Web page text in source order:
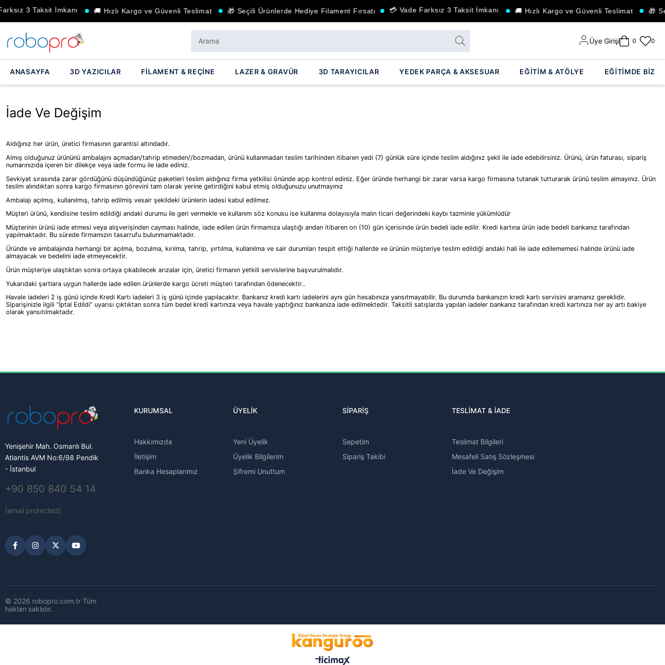
3 Taksit İmkanı 🚚 Hızlı Kargo ve Güvenli Teslimat 🎁 Seçili Ürünlerde Hediye Filament Fırsatı 💳 Vade Farksız 3 Taksit İmkanı 🚚 Hızlı Kargo ve Güvenli Teslimat 🎁
Üye Girişi 0 0
ANASAYFA 3D YAZICILAR FİLAMENT & REÇİNE LAZER & GRAVÜR 3D TARAYICILAR YEDEK PARÇA & AKSESUAR EĞİTİM & ATÖLYE EĞİTİMDE BİZ
İade Ve Değişim
Aldığınız her ürün, üretici firmasının garantisi altındadır.
Almış olduğunuz ürününü ambalajını açmadan/tahrip etmeden//bozmadan, ürünü kullanmadan teslim tarihinden itibaren yedi (7) günlük süre içinde teslim aldığınız şekli ile iade edebilirsiniz. Ürünü, ürün faturası, sipariş
numarınızıda içeren bir dilekçe veya iade formu ile iade ediniz.
Sevkiyat sırasında zarar gördüğünü düşündüğünüz paketleri teslim aldığınız firma yetkilisi önünde açıp kontrol ediniz. Eğer üründe herhangi bir zarar varsa kargo firmasına tutanak tutturarak ürünü teslim almayınız. Ürün
teslim alındıktan sonra kargo firmasının görevini tam olarak yerine getirdiğini kabul etmiş olduğunuzu unutmayınız
Ambalajı açılmış, kullanılmış, tahrip edilmiş vesair şekildeki ürünlerin iadesi kabul edilmez.
Müşteri ürünü, kendisine teslim edildiği andaki durumu ile geri vermekle ve kullanım söz konusu ise kullanma dolayısıyla malın ticari değerindeki kaybı tazminle yükümlüdür
Müşterinin ürünü iade etmesi veya alışverişinden cayması halinde, iade edilen ürün firmamıza ulaştığı andan itibaren on (10) gün içerisinde ürün bedeli iade edilir. Kredi kartına ürün iade bedeli bankanız tarafından
yapılmaktadır. Bu sürede firmamızın tasarrufu bulunmamaktadır.
Üründe ve ambalajında herhangi bir açılma, bozulma, kırılma, tahrip, yırtılma, kullanılma ve sair durumları tespit ettiği hallerde ve ürünün müşteriye teslim edildiği andaki hali ile iade edilememesi halinde ürünü iade
almayacak ve bedelini iade etmeyecektir.
Ürün müşteriye ulaştıktan sonra ortaya çıkabilecek arızalar için, üretici firmanın yetkili servislerine başvurulmalıdır.
Yukarıdaki şartlara uygun hallerde iade edilen ürünlerde kargo ücreti müşteri tarafından ödenecektir..
Havale iadeleri 2 iş günü içinde Kredi Kartı iadeleri 3 iş günü içinde yapılacaktır. Bankanız kredi kartı iadelerini aynı gün hesabınıza yansıtmayabilir. Bu durumda bankanızın kredi kartı servisini aramanız gereklidir.
Siparişinizle ilgili “İptal Edildi” uyarısı çıktıktan sonra tüm bedel kredi kartınıza veya havale yaptığınız bankanıza iade edilmektedir. Taksitli satışlarda yapılan iadeler bankanız tarafından kredi kartınıza her ay artı bakiye
olarak yansıtılmaktadır.
Yenişehir Mah. Osmanlı Bul.
Atlantis AVM No:6/98 Pendik
- İstanbul
+90 850 840 54 14
[email protected]
KURUMSAL
Hakkımızda
İletişim
Banka Hesaplarımız
ÜYELİK
Yeni Üyelik
Üyelik Bilgilerim
Şifremi Unuttum
SİPARİŞ
Sepetim
Sipariş Takibi
TESLİMAT & İADE
Teslimat Bilgileri
Mesafeli Satış Sözleşmesi
İade Ve Değişim
© 2026 robopro.com.tr Tüm
hakları saklıdır.